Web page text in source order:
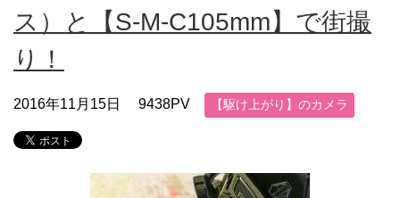
ス）と【S-M-C105mm】で街撮
り！
2016年11月15日 9438PV 【駆け上がり】のカメラ